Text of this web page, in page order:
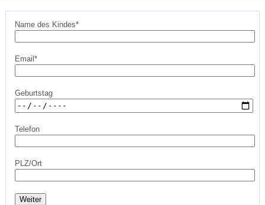
Name des Kindes*
Email*
Geburtstag
Telefon
PLZ/Ort
Weiter